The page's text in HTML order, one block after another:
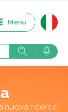
Menu
nuova ricerca